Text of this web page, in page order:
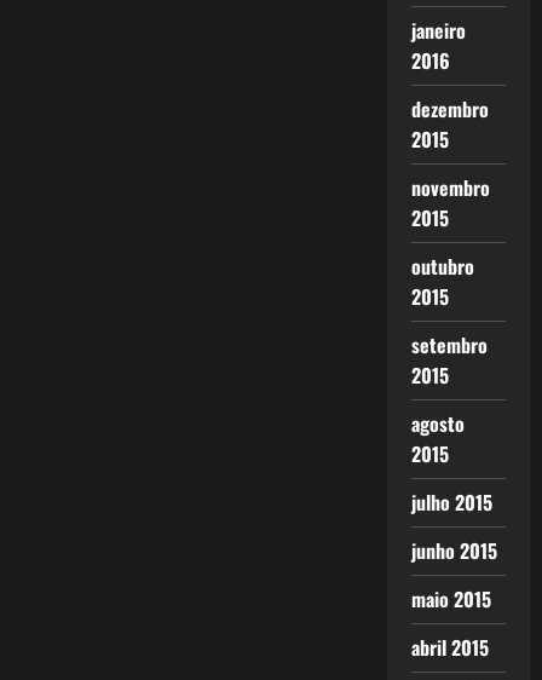
janeiro
2016
dezembro
2015
novembro
2015
outubro
2015
setembro
2015
agosto
2015
julho 2015
junho 2015
maio 2015
abril 2015